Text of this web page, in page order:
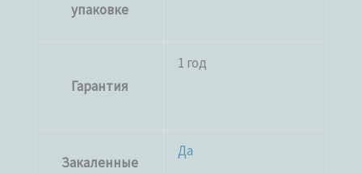
упаковке
Гарантия
1 год
Закаленные
Да